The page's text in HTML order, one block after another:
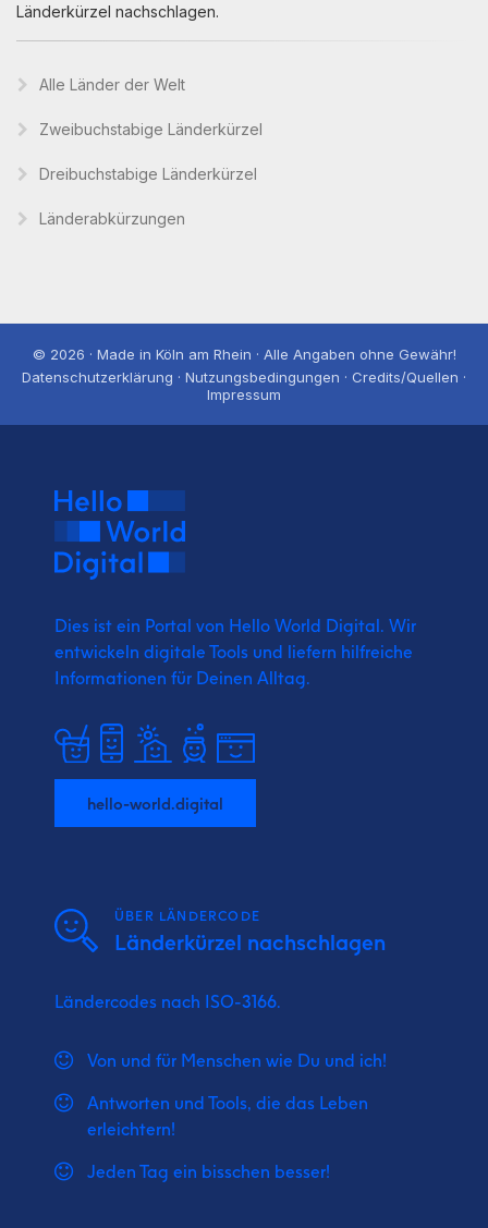
Länderkürzel nachschlagen.
Alle Länder der Welt
Zweibuchstabige Länderkürzel
Dreibuchstabige Länderkürzel
Länderabkürzungen
© 2026 · Made in Köln am Rhein · Alle Angaben ohne Gewähr!
Datenschutzerklärung · Nutzungsbedingungen · Credits/Quellen ·
Impressum
Dies ist ein Portal von Hello World Digital. Wir
entwickeln digitale Tools und liefern hilfreiche
Informationen für Deinen Alltag.
hello-world.digital
ÜBER LÄNDERCODE
Länderkürzel nachschlagen
Ländercodes nach ISO-3166.
Von und für Menschen wie Du und ich!
Antworten und Tools, die das Leben
erleichtern!
Jeden Tag ein bisschen besser!